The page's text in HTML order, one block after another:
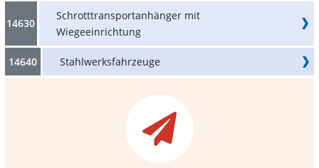
14630
Schrotttransportanhänger mit
Wiegeeinrichtung
14640 Stahlwerksfahrzeuge